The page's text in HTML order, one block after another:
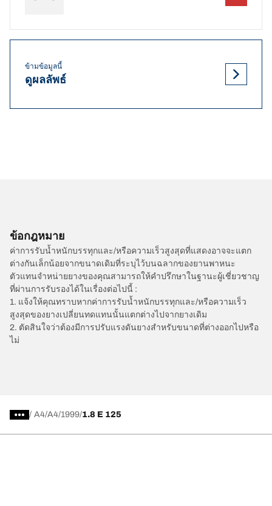
ข้ามข้อมูลนี้
ดูผลลัพธ์
ข้อกฎหมาย
ค่าการรับน้ำหนักบรรทุกและ/หรือความเร็วสูงสุดที่แสดงอาจจะแตก
ต่างกันเล็กน้อยจากขนาดเดิมที่ระบุไว้บนฉลากของยานพาหนะ
ตัวแทนจำหน่ายยางของคุณสามารถให้คำปรึกษาในฐานะผู้เชี่ยวชาญ
ที่ผ่านการรับรองได้ในเรื่องต่อไปนี้ :
1. แจ้งให้คุณทราบหากค่าการรับน้ำหนักบรรทุกและ/หรือความเร็ว
สูงสุดของยางเปลี่ยนทดแทนนั้นแตกต่างไปจากยางเดิม
2. ตัดสินใจว่าต้องมีการปรับแรงดันยางสำหรับขนาดที่ต่างออกไปหรือ
ไม่
/ A4 A4 1999 1.8 E 125